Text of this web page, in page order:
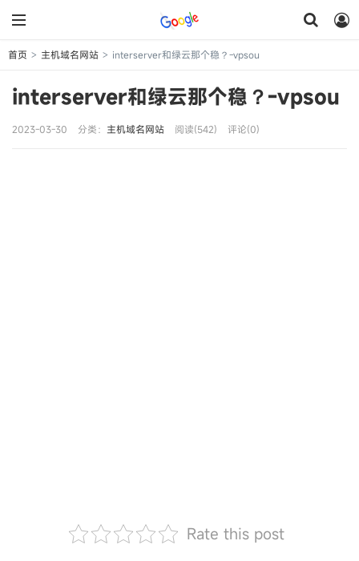
首页 > 主机域名网站 > interserver和绿云那个稳？-vpsou
interserver和绿云那个稳？-vpsou
2023-03-30 分类： 主机域名网站 阅读(542) 评论(0)
Rate this post